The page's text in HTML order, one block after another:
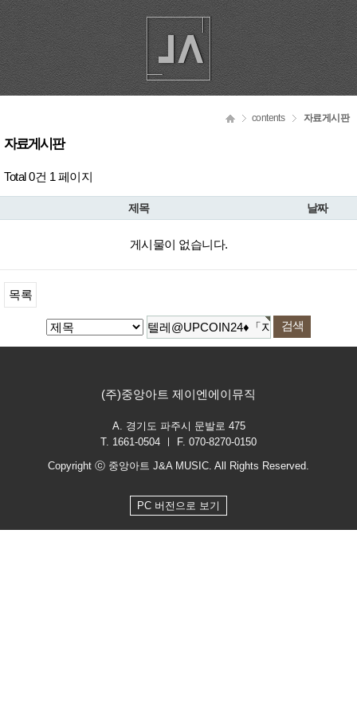
contents 자료게시판
자료게시판
Total 0건 1 페이지
제목 날짜
게시물이 없습니다.
목록
(주)중앙아트 제이엔에이뮤직
A. 경기도 파주시 문발로 475
T. 1661-0504 ㅣ F. 070-8270-0150
Copyright ⓒ 중앙아트 J&A MUSIC. All Rights Reserved.
PC 버전으로 보기